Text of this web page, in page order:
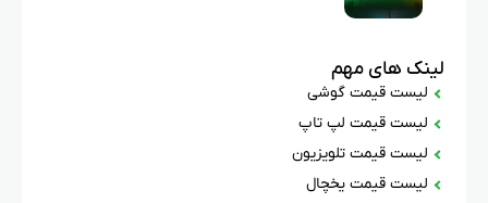
لینک های مهم
لیست قیمت گوشی
لیست قیمت لپ تاپ
لیست قیمت تلویزیون
لیست قیمت یخچال